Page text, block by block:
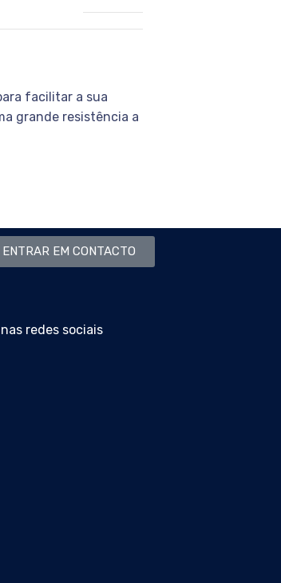
facilitar a sua
grande resistência a
ENTRAR EM CONTACTO
redes sociais